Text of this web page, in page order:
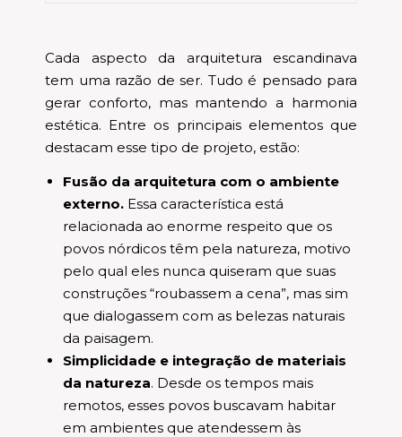
Cada aspecto da arquitetura escandinava
tem uma razão de ser. Tudo é pensado para
gerar conforto, mas mantendo a harmonia
estética. Entre os principais elementos que
destacam esse tipo de projeto, estão:
Fusão da arquitetura com o ambiente
externo. Essa característica está
relacionada ao enorme respeito que os
povos nórdicos têm pela natureza, motivo
pelo qual eles nunca quiseram que suas
construções “roubassem a cena”, mas sim
que dialogassem com as belezas naturais
da paisagem.
Simplicidade e integração de materiais
da natureza. Desde os tempos mais
remotos, esses povos buscavam habitar
em ambientes que atendessem às